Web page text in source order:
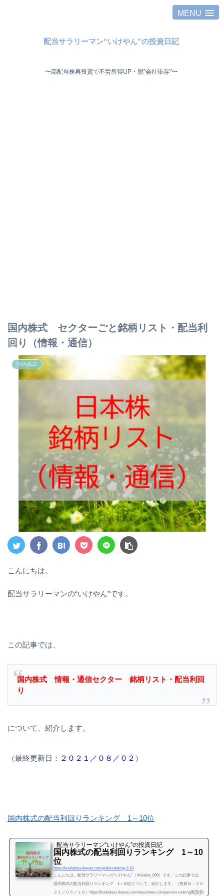
MENU
配当サラリーマン“いけやん”の投資日記 ​
〜高配当株再投資で不労所得UP・脱"会社依存"〜 ​
国内株式 セクターごと銘柄リスト・配当利
回り（情報・通信）
国内株式
こんにちは。
配当サラリーマンの“いけやん”です。
この記事では、
国内株式 情報・通信セクター 銘柄リスト・配当利回
り
について、紹介します。
（最終更新日： ２０２１／０８／０２ ）
国内株式の配当利回りランキング 1～10位
配当サラリーマン“いけやん”の投資日記 ​
国内株式の配当利回りランキング 1～10
位
https://kouhaitou-ikeyan.com/yield-ranking-1-10
こんにちは。配当サラリーマンの“いけやん”（＠ikeike_009）です。この記事では、
国内株式の配当利回りランキング 1～10位について、紹介します。（更新日：２０
２１／０５／１６）https://kouhaitou-ikeyan.com/securities-comparison-ranking/配当利